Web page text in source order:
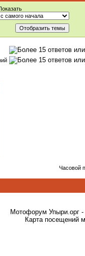
Часовой
Мотофорум Упыри.орг -
Карта посещений